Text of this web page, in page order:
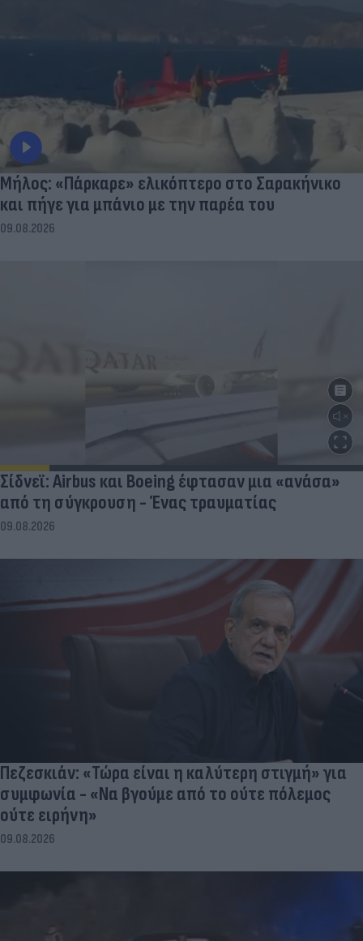
Μήλος: «Πάρκαρε» ελικόπτερο στο Σαρακήνικο
και πήγε για μπάνιο με την παρέα του
09.08.2026
Σίδνεϊ: Airbus και Boeing έφτασαν μια «ανάσα»
από τη σύγκρουση - Ένας τραυματίας
09.08.2026
Πεζεσκιάν: «Τώρα είναι η καλύτερη στιγμή» για
συμφωνία - «Να βγούμε από το ούτε πόλεμος
ούτε ειρήνη»
09.08.2026